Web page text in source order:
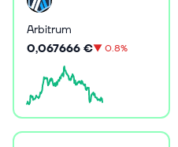
Arbitrum
0,067666 €▼0.8%